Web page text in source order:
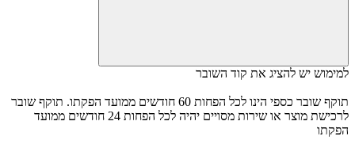
למימוש יש להציג את קוד השובר
תוקף שובר כספי הינו לכל הפחות 60 חודשים ממועד הפקתו. תוקף שובר
לרכישת מוצר או שירות מסויים יהיה לכל הפחות 24 חודשים ממועד
הפקתו